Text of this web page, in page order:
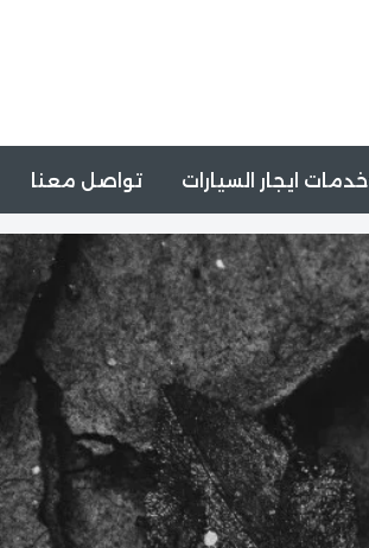
خدمات ايجار السيارات تواصل معنا